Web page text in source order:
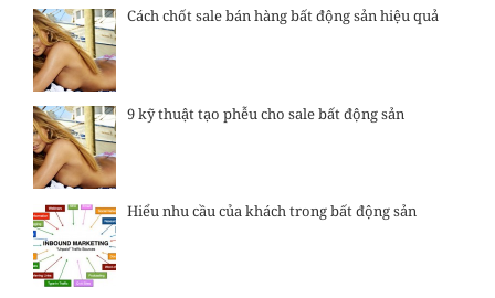
Cách chốt sale bán hàng bất động sản hiệu quả
9 kỹ thuật tạo phễu cho sale bất động sản
Hiểu nhu cầu của khách trong bất động sản